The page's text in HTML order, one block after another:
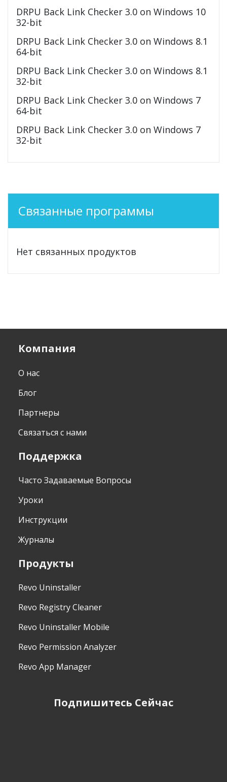
DRPU Back Link Checker 3.0 on Windows 10
32-bit
DRPU Back Link Checker 3.0 on Windows 8.1
64-bit
DRPU Back Link Checker 3.0 on Windows 8.1
32-bit
DRPU Back Link Checker 3.0 on Windows 7
64-bit
DRPU Back Link Checker 3.0 on Windows 7
32-bit
Связанные программы
Нет связанных продуктов
Компания
О нас
Блог
Партнеры
Связаться с нами
Поддержка
Часто Задаваемые Вопросы
Уроки
Инструкции
Журналы
Продукты
Revo Uninstaller
Revo Registry Cleaner
Revo Uninstaller Mobile
Revo Permission Analyzer
Revo App Manager
Подпишитесь Сейчас